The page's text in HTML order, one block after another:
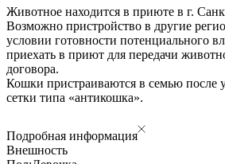
Животное находится в приюте в г.
Возможно пристройство в другие
условии готовности потенциального
приехать в приют для передачи
договора.
Кошки пристраиваются в семью после
сетки типа «антикошка».
Подробная информация
Внешность